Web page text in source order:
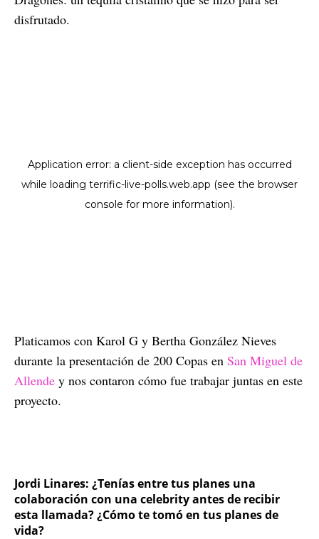
disfrutado.
Platicamos con Karol G y Bertha González Nieves
durante la presentación de 200 Copas en San Miguel de
Allende y nos contaron cómo fue trabajar juntas en este
proyecto.
Jordi Linares: ¿Tenías entre tus planes una
colaboración con una celebrity antes de recibir
esta llamada? ¿Cómo te tomó en tus planes de
vida?